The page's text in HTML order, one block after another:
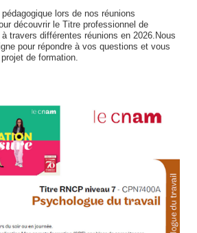
lors de nos réunions
découvrir le Titre professionnel de
travers différentes réunions en 2026.Nous
pour répondre à vos questions et vous
de formation.